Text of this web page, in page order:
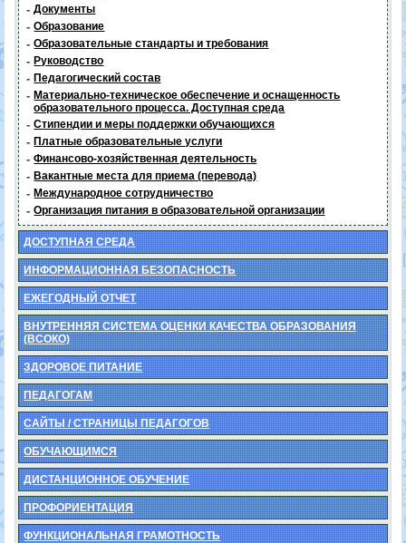
- Документы
- Образование
- Образовательные стандарты и требования
- Руководство
- Педагогический состав
- Материально-техническое обеспечение и оснащенность
образовательного процесса. Доступная среда
- Стипендии и меры поддержки обучающихся
- Платные образовательные услуги
- Финансово-хозяйственная деятельность
- Вакантные места для приема (перевода)
- Международное сотрудничество
- Организация питания в образовательной организации
ДОСТУПНАЯ СРЕДА
ИНФОРМАЦИОННАЯ БЕЗОПАСНОСТЬ
ЕЖЕГОДНЫЙ ОТЧЕТ
ВНУТРЕННЯЯ СИСТЕМА ОЦЕНКИ КАЧЕСТВА ОБРАЗОВАНИЯ
(ВСОКО)
ЗДОРОВОЕ ПИТАНИЕ
ПЕДАГОГАМ
САЙТЫ / СТРАНИЦЫ ПЕДАГОГОВ
ОБУЧАЮЩИМСЯ
ДИСТАНЦИОННОЕ ОБУЧЕНИЕ
ПРОФОРИЕНТАЦИЯ
ФУНКЦИОНАЛЬНАЯ ГРАМОТНОСТЬ